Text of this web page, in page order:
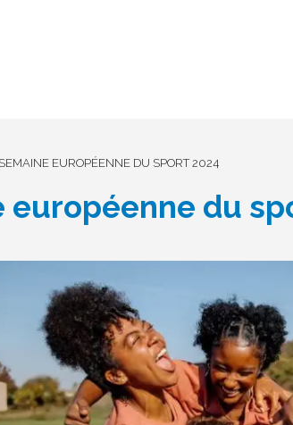
SEMAINE EUROPÉENNE DU SPORT 2024
européenne du